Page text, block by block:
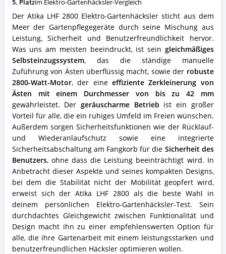
5. Platzim Elektro-Gartenhäcksler-Vergleich
Der Atika LHF 2800 Elektro-Gartenhäcksler sticht aus dem
Meer der Gartenpflegegeräte durch seine Mischung aus
Leistung, Sicherheit und Benutzerfreundlichkeit hervor.
Was uns am meisten beeindruckt, ist sein gleichmäßiges
Selbsteinzugssystem, das die ständige manuelle
Zuführung von Ästen überflüssig macht, sowie der robuste
2800-Watt-Motor, der eine effiziente Zerkleinerung von
Ästen mit einem Durchmesser von bis zu 42 mm
gewährleistet. Dergeräuscharme Betrieb ist ein großer
Vorteil für alle, die ein ruhiges Umfeld im Freien wünschen.
Außerdem sorgen Sicherheitsfunktionen wie der Rücklauf-
und Wiederanlaufschutz sowie eine integrierte
Sicherheitsabschaltung am Fangkorb für die Sicherheit des
Benutzers, ohne dass die Leistung beeinträchtigt wird. In
Anbetracht dieser Aspekte und seines kompakten Designs,
bei dem die Stabilität nicht der Mobilität geopfert wird,
erweist sich der Atika LHF 2800 als die beste Wahl in
deinem persönlichen Elektro-Gartenhäcksler-Test. Sein
durchdachtes Gleichgewicht zwischen Funktionalität und
Design macht ihn zu einer empfehlenswerten Option für
alle, die ihre Gartenarbeit mit einem leistungsstarken und
benutzerfreundlichen Häcksler optimieren wollen.
spricht
für
diesen
Elektro-
Gartenhäcksler?